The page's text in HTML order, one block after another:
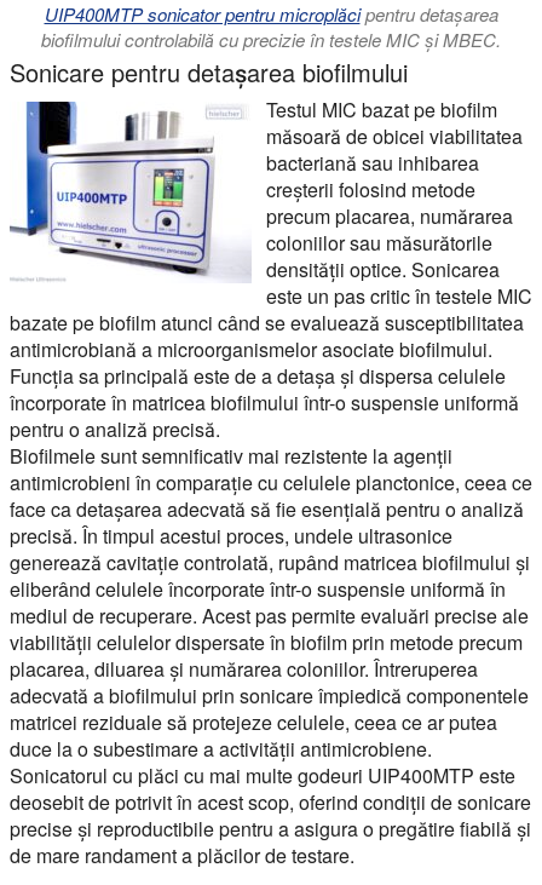
UIP400MTP sonicator pentru microplăcipentru detașarea
biofilmului controlabilă cu precizie în testele MIC și MBEC.
Sonicare pentru detașarea biofilmului
Testul MIC bazat pe biofilm
măsoară de obicei viabilitatea
bacteriană sau inhibarea
creșterii folosind metode
precum placarea, numărarea
coloniilor sau măsurătorile
densității optice. Sonicarea
este un pas critic în testele MIC
bazate pe biofilm atunci când se evaluează susceptibilitatea
antimicrobiană a microorganismelor asociate biofilmului.
Funcția sa principală este de a detașa și dispersa celulele
încorporate în matricea biofilmului într-o suspensie uniformă
pentru o analiză precisă.
Biofilmele sunt semnificativ mai rezistente la agenții
antimicrobieni în comparație cu celulele planctonice, ceea ce
face ca detașarea adecvată să fie esențială pentru o analiză
precisă. În timpul acestui proces, undele ultrasonice
generează cavitație controlată, rupând matricea biofilmului și
eliberând celulele încorporate într-o suspensie uniformă în
mediul de recuperare. Acest pas permite evaluări precise ale
viabilității celulelor dispersate în biofilm prin metode precum
placarea, diluarea și numărarea coloniilor. Întreruperea
adecvată a biofilmului prin sonicare împiedică componentele
matricei reziduale să protejeze celulele, ceea ce ar putea
duce la o subestimare a activității antimicrobiene.
Sonicatorul cu plăci cu mai multe godeuri UIP400MTP este
deosebit de potrivit în acest scop, oferind condiții de sonicare
precise și reproductibile pentru a asigura o pregătire fiabilă și
de mare randament a plăcilor de testare.